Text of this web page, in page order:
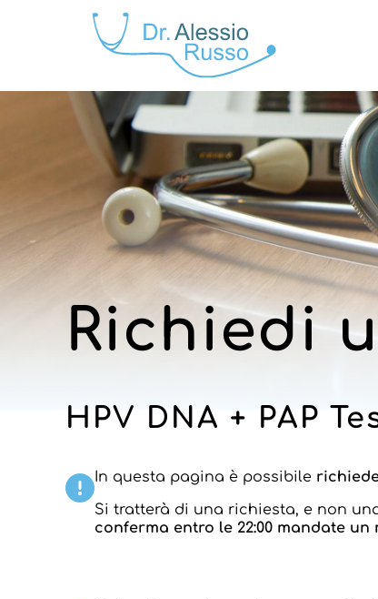
Richiedi
HPV DNA + PAP
In questa pagina è possibile
Si tratterà di una richiesta, e non
conferma entro le 22:00 mandate un